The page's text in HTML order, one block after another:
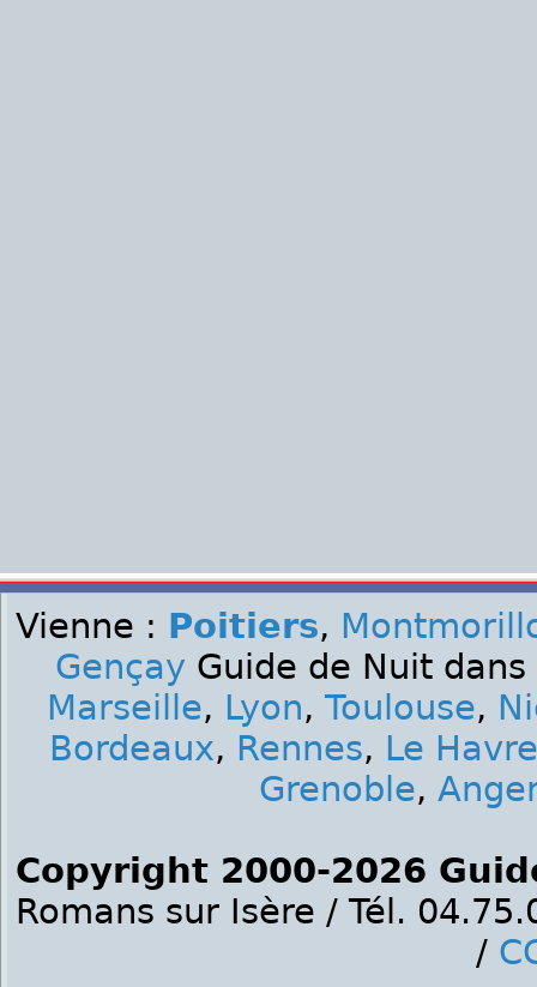
Vienne : Poitiers,
Gençay Guide de Nuit
Marseille, Lyon, Toulouse,
Bordeaux, Rennes, Le Havre
Grenoble,
Copyright 2000-2026
Romans sur Isère / Tél.
/